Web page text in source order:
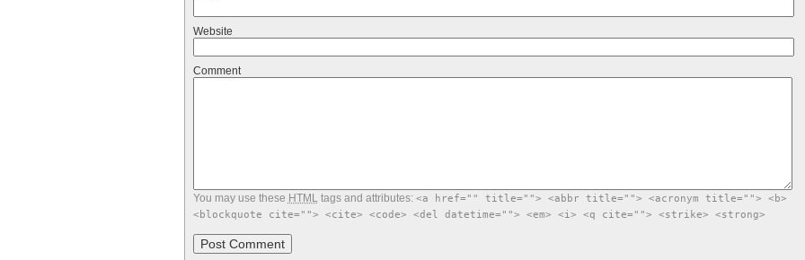
Website
Comment
You may use these HTMLtags and attributes: <a href="" title=""> <abbr title=""> <acronym title=""> <b>
<blockquote cite=""> <cite> <code> <del datetime=""> <em> <i> <q cite=""> <strike> <strong>